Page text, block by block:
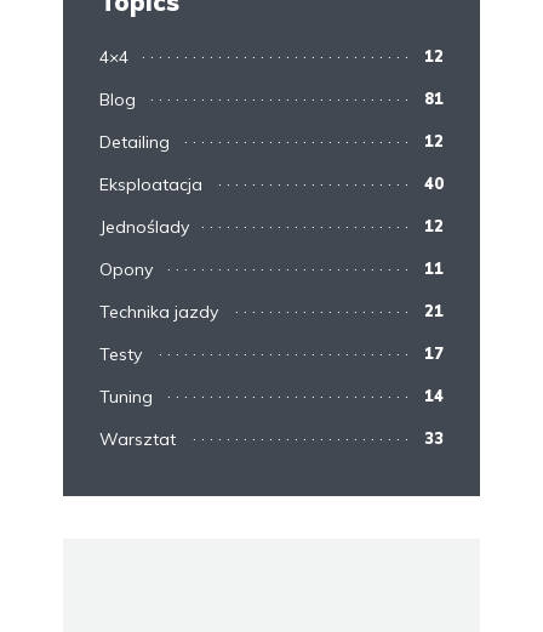
4×4 12
Blog 81
Detailing 12
Eksploatacja 40
Jednoślady 12
Opony 11
Technika jazdy 21
Testy 17
Tuning 14
Warsztat 33